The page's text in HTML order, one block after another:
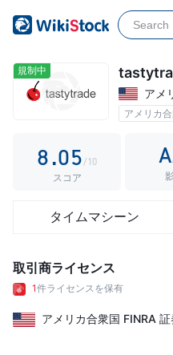
規制中
アメ
アメリカ
3
5
6
8.0
1
2
4
5
6
0
3
5
6
7
9
/10
スコア
タイムマシーン
取引商ライセンス
1件ライセンスを保有
アメリカ合衆国 FINRA 証